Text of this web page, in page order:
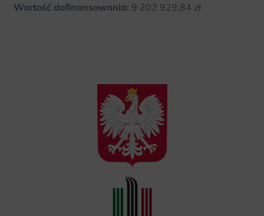
Wartość dofinansowania: 9 202 929,84 zł